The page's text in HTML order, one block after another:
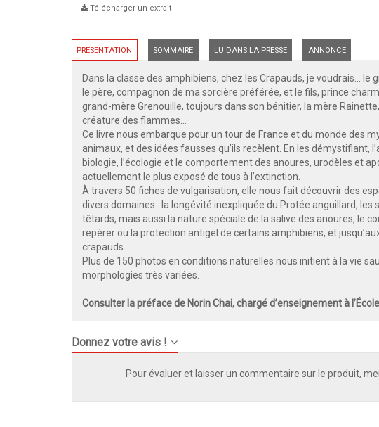
Télécharger un extrait
PRÉSENTATION SOMMAIRE LU DANS LA PRESSE ANNONCE
Dans la classe des amphibiens, chez les Crapauds, je voudrais…
le père, compagnon de ma sorcière préférée, et le fils, prince
grand-mère Grenouille, toujours dans son bénitier, la mère
créature des flammes…
Ce livre nous embarque pour un tour de France et du monde des
animaux, et des idées fausses qu’ils recèlent. En les démystifiant,
biologie, l’écologie et le comportement des anoures, urodèles et
actuellement le plus exposé de tous à l’extinction.
À travers 50 fiches de vulgarisation, elle nous fait découvrir des
divers domaines : la longévité inexpliquée du Protée anguillard,
têtards, mais aussi la nature spéciale de la salive des anoures, le
repérer ou la protection antigel de certains amphibiens, et
crapauds.
Plus de 150 photos en conditions naturelles nous initient à la vie
morphologies très variées.
Consulter la préface de Norin Chai, chargé d’enseignement à
Donnez votre avis !
Pour évaluer et laisser un commentaire sur le produit,